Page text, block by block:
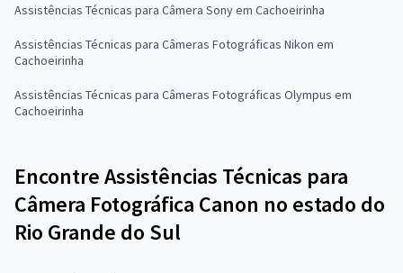
Assistências Técnicas para Câmera Sony em Cachoeirinha
Assistências Técnicas para Câmeras Fotográficas Nikon em
Cachoeirinha
Assistências Técnicas para Câmeras Fotográficas Olympus em
Cachoeirinha
Encontre Assistências Técnicas para
Câmera Fotográfica Canon no estado do
Rio Grande do Sul